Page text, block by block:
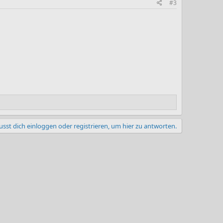
#3
dich einloggen oder registrieren, um hier zu antworten.